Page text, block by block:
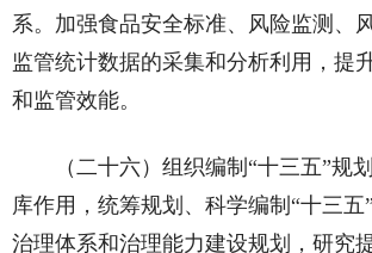
系。加强食品安全标准、风险监测、
监管统计数据的采集和分析利用，提
和监管效能。
（二十六）组织编制“十三五”规
库作用，统筹规划、科学编制“十三五
治理体系和治理能力建设规划，研究